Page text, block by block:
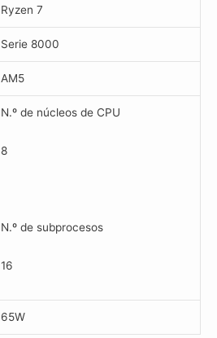
Ryzen 7
Serie 8000
AM5
N.º de núcleos de CPU
8
N.º de subprocesos
16
65W